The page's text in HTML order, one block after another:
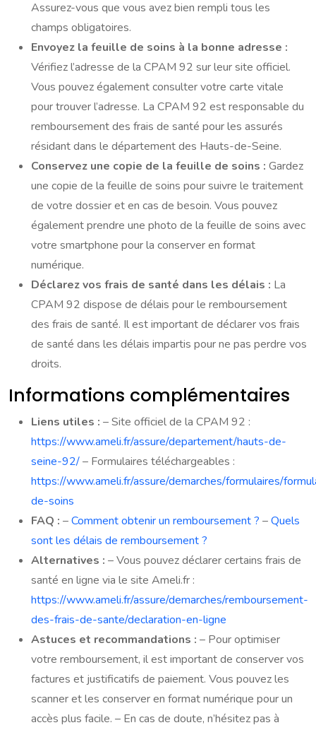
Assurez-vous que vous avez bien rempli tous les
champs obligatoires.
Envoyez la feuille de soins à la bonne adresse :
Vérifiez l’adresse de la CPAM 92 sur leur site officiel.
Vous pouvez également consulter votre carte vitale
pour trouver l’adresse. La CPAM 92 est responsable du
remboursement des frais de santé pour les assurés
résidant dans le département des Hauts-de-Seine.
Conservez une copie de la feuille de soins : Gardez
une copie de la feuille de soins pour suivre le traitement
de votre dossier et en cas de besoin. Vous pouvez
également prendre une photo de la feuille de soins avec
votre smartphone pour la conserver en format
numérique.
Déclarez vos frais de santé dans les délais : La
CPAM 92 dispose de délais pour le remboursement
des frais de santé. Il est important de déclarer vos frais
de santé dans les délais impartis pour ne pas perdre vos
droits.
Informations complémentaires
Liens utiles : – Site officiel de la CPAM 92 :
https://www.ameli.fr/assure/departement/hauts-de-
seine-92/– Formulaires téléchargeables :
https://www.ameli.fr/assure/demarches/formulaires/
de-soins
FAQ : –Comment obtenir un remboursement ? –Quels
sont les délais de remboursement ?
Alternatives : – Vous pouvez déclarer certains frais de
santé en ligne via le site Ameli.fr :
https://www.ameli.fr/assure/demarches/remboursement-
des-frais-de-sante/declaration-en-ligne
Astuces et recommandations : – Pour optimiser
votre remboursement, il est important de conserver vos
factures et justificatifs de paiement. Vous pouvez les
scanner et les conserver en format numérique pour un
accès plus facile. – En cas de doute, n’hésitez pas à